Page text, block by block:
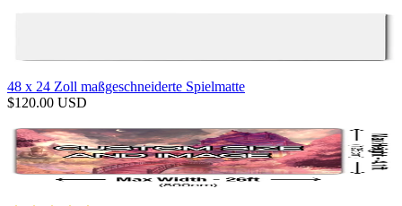
48 x 24 Zoll maßgeschneiderte Spielmatte
$120.00 USD